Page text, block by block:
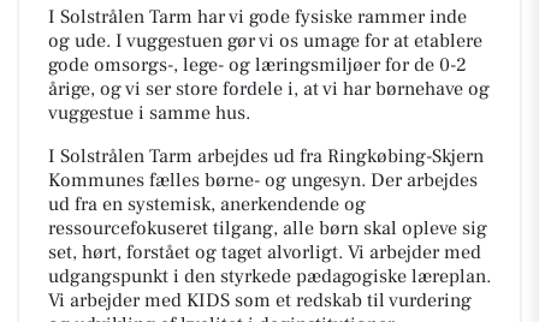
I Solstrålen Tarm har vi gode fysiske rammer inde
og ude. I vuggestuen gør vi os umage for at etablere
gode omsorgs-, lege- og læringsmiljøer for de 0-2
årige, og vi ser store fordele i, at vi har børnehave og
vuggestue i samme hus.
I Solstrålen Tarm arbejdes ud fra Ringkøbing-Skjern
Kommunes fælles børne- og ungesyn. Der arbejdes
ud fra en systemisk, anerkendende og
ressourcefokuseret tilgang, alle børn skal opleve sig
set, hørt, forstået og taget alvorligt. Vi arbejder med
udgangspunkt i den styrkede pædagogiske læreplan.
Vi arbejder med KIDS som et redskab til vurdering